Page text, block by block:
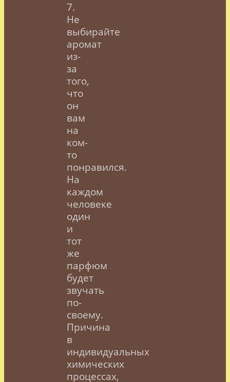
7.
Не
выбирайте
аромат
из-
за
того,
что
он
вам
на
ком-
то
понравился.
На
каждом
человеке
один
и
тот
же
парфюм
будет
звучать
по-
своему.
Причина
в
индивидуальных
химических
процессах,